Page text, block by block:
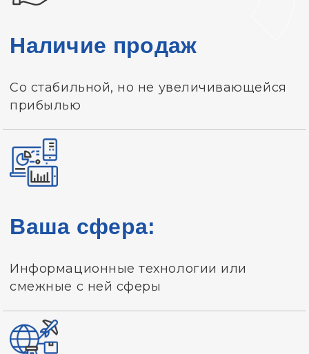
Наличие продаж
Со стабильной, но не увеличивающейся
прибылью
Ваша сфера:
Информационные технологии или
смежные с ней сферы